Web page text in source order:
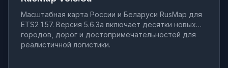
Масштабная карта России и Беларуси RusMap для
ETS2 1.57. Версия 5.6.3a включает десятки новых
городов, дорог и достопримечательностей для
реалистичной логистики.